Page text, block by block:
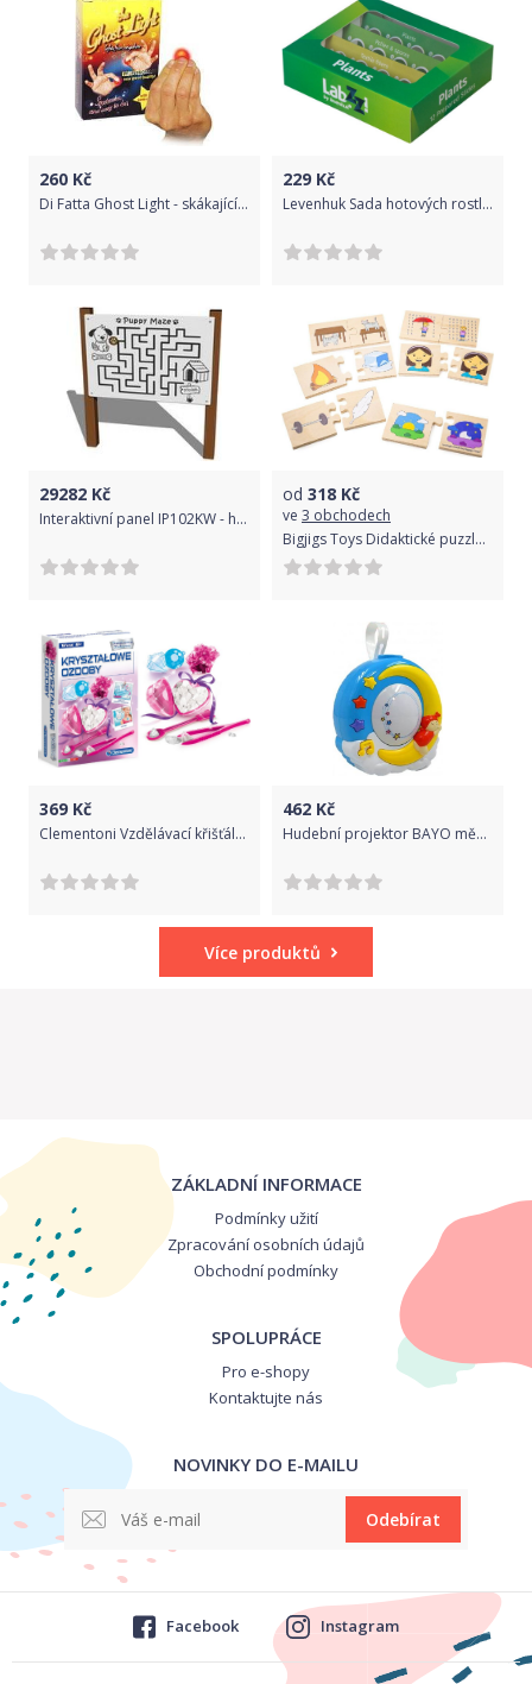
260 Kč
Di Fatta Ghost Light - skákající světlo - kouzlo, Pro dospělé
229 Kč
Levenhuk Sada hotových rostlinných preparátů LabZZ P12
29282 Kč
Interaktivní panel IP102KW - hnědá
od 318 Kč
ve 3 obchodech
Bigjigs Toys Didaktické puzzle Protiklady
369 Kč
Clementoni Vzdělávací křišťálové ozdoby
462 Kč
Hudební projektor BAYO měsíček, Dle obrázku
Více produktů
ZÁKLADNÍ INFORMACE
Podmínky užití
Zpracování osobních údajů
Obchodní podmínky
SPOLUPRÁCE
Pro e-shopy
Kontaktujte nás
NOVINKY DO E-MAILU
Odebírat
Facebook Instagram